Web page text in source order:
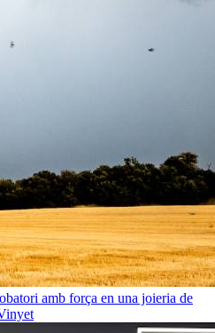
amb força en una joieria de